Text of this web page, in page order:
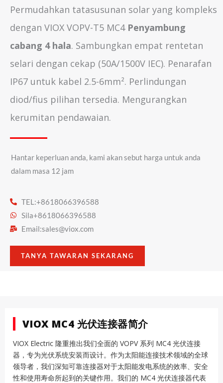
Permudahkan tatasusunan solar yang kompleks
dengan VIOX VOPV-T5 MC4 Penyambung
cabang 4 hala. Sambungkan empat rentetan
selari dengan cekap (50A/1500V IEC). Penarafan
IP67 untuk kabel 2.5-6mm². Perlindungan
diod/fius pilihan tersedia. Mengurangkan
kerumitan pendawaian.
Hantar keperluan anda, kami akan sebut harga untuk anda
dalam masa 12 jam
TEL:+8618066396588
Sila+8618066396588
Email:sales@viox.com
TANYA TAWARAN SEKARANG
VIOX MC4 光伏连接器简介
VIOX Electric 隆重推出我们全面的 VOPV 系列 MC4 光伏连接
器，专为光伏系统安装而设计。作为太阳能连接技术领域的全球
领导者，我们深知可靠连接器对于太阳能发电系统的效率、安全
性和使用寿命所起到的关键作用。我们的 MC4 光伏连接器代表